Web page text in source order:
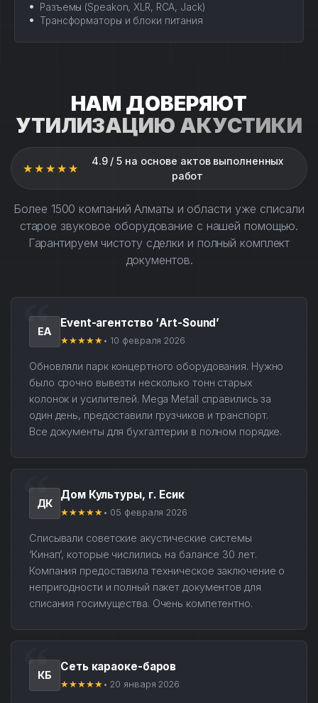
Разъемы (Speakon, XLR, RCA, Jack)
Трансформаторы и блоки питания
НАМ ДОВЕРЯЮТ
УТИЛИЗАЦИЮ АКУСТИКИ
★★★★★
4.9 / 5 на основе актов выполненных
работ
Более 1500 компаний Алматы и области уже списали
старое звуковое оборудование с нашей помощью.
Гарантируем чистоту сделки и полный комплект
документов.
ЕА
Event-агентство ‘Art-Sound’
★★★★★ • 10 февраля 2026
Обновляли парк концертного оборудования. Нужно
было срочно вывезти несколько тонн старых
колонок и усилителей. Mega Metall справились за
один день, предоставили грузчиков и транспорт.
Все документы для бухгалтерии в полном порядке.
ДК
Дом Культуры, г. Есик
★★★★★ • 05 февраля 2026
Списывали советские акустические системы
‘Кинап’, которые числились на балансе 30 лет.
Компания предоставила техническое заключение о
непригодности и полный пакет документов для
списания госимущества. Очень компетентно.
КБ
Сеть караоке-баров
★★★★★ • 20 января 2026